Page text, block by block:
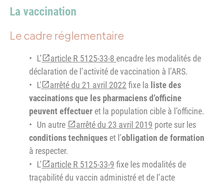
La vaccination
Le cadre réglementaire
L’ article R 5125-33-8 encadre les modalités de
déclaration de l’activité de vaccination à l’ARS.
L'
arrêté du 21 avril 2022 fixe la liste des
vaccinations que les pharmaciens d’officine
peuvent effectuer et la population cible à l’officine.
Un autre
arrêté du 23 avril 2019 porte sur les
conditions techniques et l’obligation de formation
à respecter.
L’
article R 5125-33-9 fixe les modalités de
traçabilité du vaccin administré et de l’acte